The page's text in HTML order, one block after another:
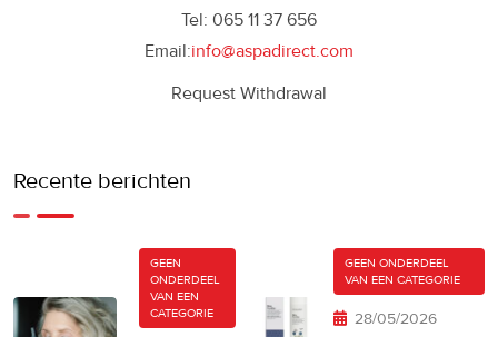
Tel: 065 11 37 656
Email:info@aspadirect.com
Request Withdrawal
Recente berichten
GEEN
ONDERDEEL
VAN EEN
CATEGORIE
GEEN ONDERDEEL
VAN EEN CATEGORIE
28/05/2026